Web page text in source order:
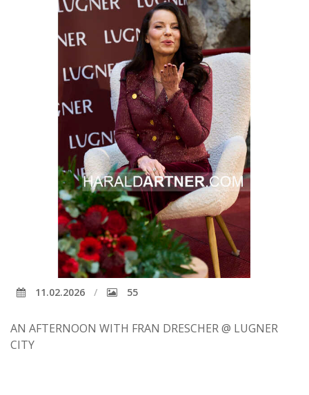
11.02.2026 55
AN AFTERNOON WITH FRAN DRESCHER @ LUGNER
CITY